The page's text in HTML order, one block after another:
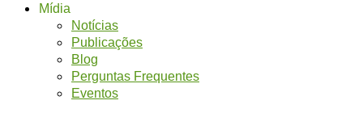
Mídia
Notícias
Publicações
Blog
Perguntas Frequentes
Eventos